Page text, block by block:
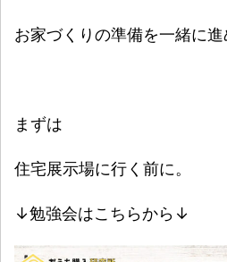
お家づくりの準備を一緒に進
まずは
住宅展示場に行く前に。
↓勉強会はこちらから↓